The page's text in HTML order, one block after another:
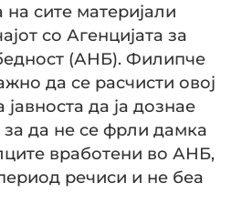
сите материјали
со Агенцијата за
(АНБ). Филипче
да се расчисти овој
јавноста да ја дознае
за да не се фрли дамка
вработени во АНБ,
речиси и не беа